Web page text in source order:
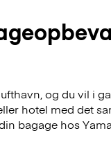
og du vil i
hotel med det
bagage hos